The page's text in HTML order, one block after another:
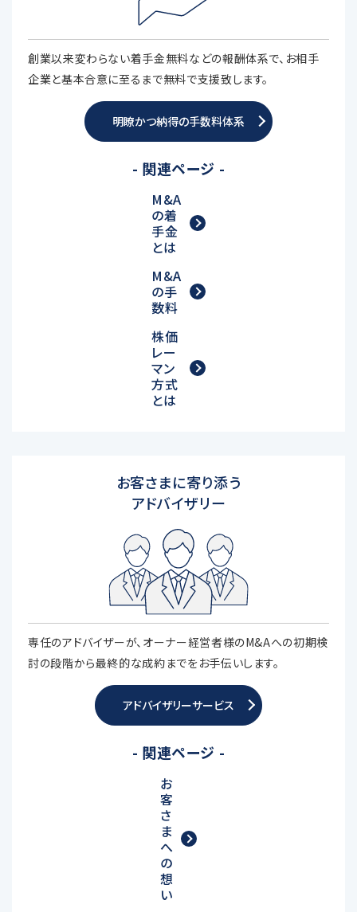
創業以来変わらない着手金無料などの報酬体系で、お相手
企業と基本合意に至るまで無料で支援致します。
明瞭かつ納得の手数料体系
- 関連ページ -
M&A
の着
手金
とは
M&A
の手
数料
株価
レー
マン
方式
とは
お客さまに寄り添う
アドバイザリー
専任のアドバイザーが、オーナー経営者様のM&Aへの初期検
討の段階から最終的な成約までをお手伝いします。
アドバイザリーサービス
- 関連ページ -
お
客
さ
ま
へ
の
想
い